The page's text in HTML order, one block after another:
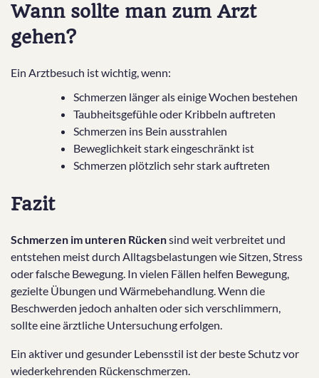
Wann sollte man zum Arzt
gehen?
Ein Arztbesuch ist wichtig, wenn:
Schmerzen länger als einige Wochen bestehen
Taubheitsgefühle oder Kribbeln auftreten
Schmerzen ins Bein ausstrahlen
Beweglichkeit stark eingeschränkt ist
Schmerzen plötzlich sehr stark auftreten
Fazit
Schmerzen im unteren Rückensind weit verbreitet und
entstehen meist durch Alltagsbelastungen wie Sitzen, Stress
oder falsche Bewegung. In vielen Fällen helfen Bewegung,
gezielte Übungen und Wärmebehandlung. Wenn die
Beschwerden jedoch anhalten oder sich verschlimmern,
sollte eine ärztliche Untersuchung erfolgen.
Ein aktiver und gesunder Lebensstil ist der beste Schutz vor
wiederkehrenden Rückenschmerzen.